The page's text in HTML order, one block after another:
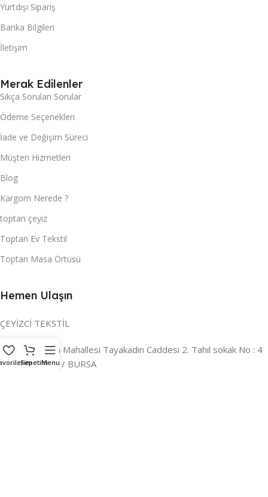
Yurtdışı Sipariş
Banka Bilgileri
İletişim
Merak Edilenler
Sıkça Sorulan Sorular
Ödeme Seçenekleri
İade ve Değişim Süreci
Müşteri Hizmetleri
Blog
Kargom Nerede ?
toptan çeyiz
Toptan Ev Tekstil
Toptan Masa Örtüsü
Hemen Ulaşın
ÇEYİZCİ TEKSTİL
Adres:Reyhan Mahallesi Tayakadın Caddesi 2. Tahıl sokak No : 4
/ a Osmangazi / BURSA
SepetimMenu